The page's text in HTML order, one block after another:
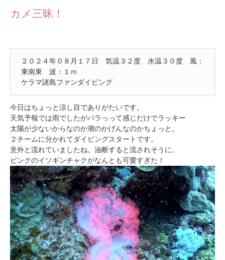
カメ三昧！
２０２４年０８月１７日 気温３２度 水温３０度 風：
東南東 波：１ｍ
ケラマ諸島ファンダイビング
今日はちょっと涼し目でありがたいです。
天気予報では雨でしたがパラっって感じだけでラッキー
太陽が少ないからなのか潮のかげんなのかちょっと。
２チームに分かれてダイビングスタートです。
意外と流れていましたね。油断すると流されそうに。
ピンクのイソギンチャクがなんとも可愛すぎた！